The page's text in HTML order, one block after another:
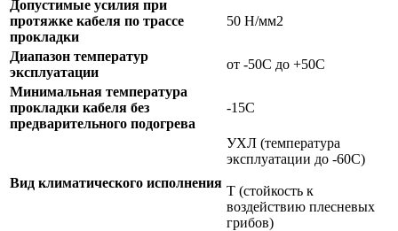
Допустимые усилия при
протяжке кабеля по трассе
прокладки
50 Н/мм2
Диапазон температур
эксплуатации
от -50С до +50С
Минимальная температура
прокладки кабеля без
предварительного подогрева
-15С
Вид климатического исполнения
УХЛ (температура
эксплуатации до -60С)
Т (стойкость к
воздействию плесневых
грибов)